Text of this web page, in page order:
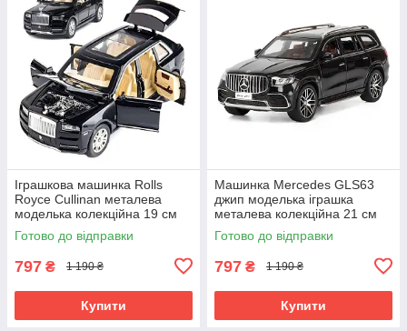
Іграшкова машинка Rolls
Royce Cullinan металева
моделька колекційна 19 см
Чорний (59403)
Готово до відправки
797 ₴ 1 190 ₴
Купити
Машинка Mercedes GLS63
джип моделька іграшка
металева колекційна 21 см
Чорний (59974)
Готово до відправки
797 ₴ 1 190 ₴
Купити